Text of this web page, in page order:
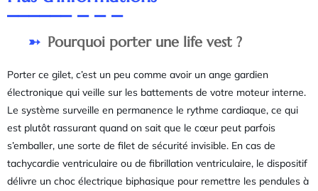
Pourquoi porter une life vest ?
Porter ce gilet, c’est un peu comme avoir un ange gardien
électronique qui veille sur les battements de votre moteur interne.
Le système surveille en permanence le rythme cardiaque, ce qui
est plutôt rassurant quand on sait que le cœur peut parfois
s’emballer, une sorte de filet de sécurité invisible. En cas de
tachycardie ventriculaire ou de fibrillation ventriculaire, le dispositif
délivre un choc électrique biphasique pour remettre les pendules à